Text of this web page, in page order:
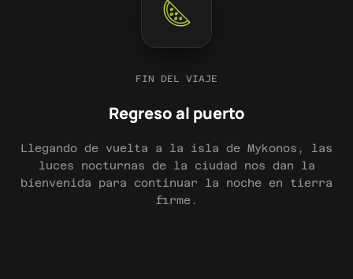
FIN DEL VIAJE
Regreso al puerto
Llegando de vuelta a la isla de Mykonos, las
luces nocturnas de la ciudad nos dan la
bienvenida para continuar la noche en tierra
firme.